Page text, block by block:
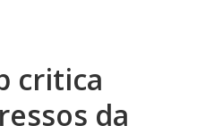
critica
da